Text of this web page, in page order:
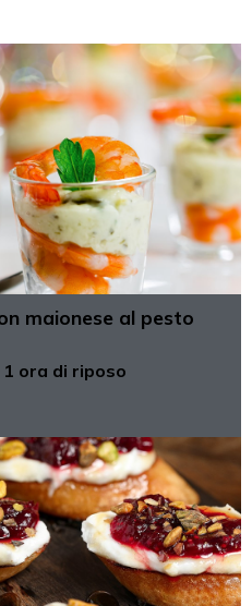
maionese al pesto
ora di riposo